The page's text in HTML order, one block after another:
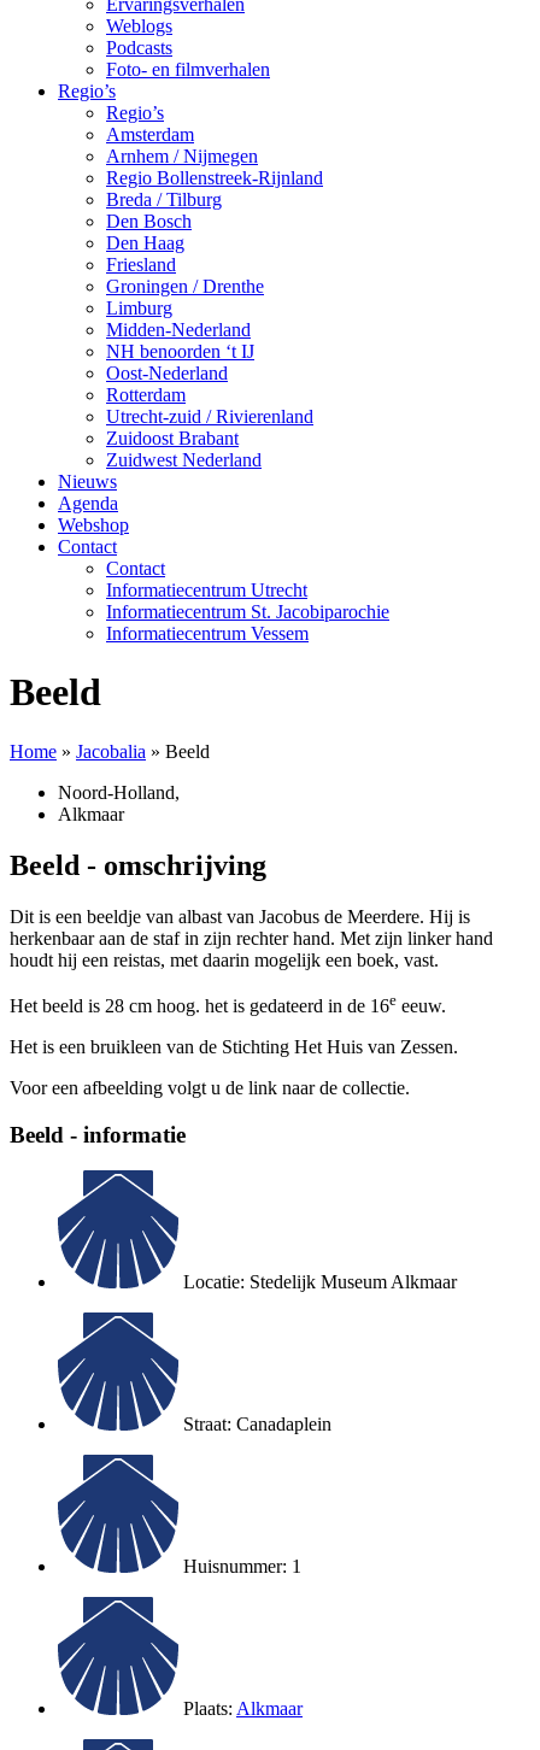
Ervaringsverhalen
Weblogs
Podcasts
Foto- en filmverhalen
Regio’s
Regio’s
Amsterdam
Arnhem / Nijmegen
Regio Bollenstreek-Rijnland
Breda / Tilburg
Den Bosch
Den Haag
Friesland
Groningen / Drenthe
Limburg
Midden-Nederland
NH benoorden ‘t IJ
Oost-Nederland
Rotterdam
Utrecht-zuid / Rivierenland
Zuidoost Brabant
Zuidwest Nederland
Nieuws
Agenda
Webshop
Contact
Contact
Informatiecentrum Utrecht
Informatiecentrum St. Jacobiparochie
Informatiecentrum Vessem
Beeld
Home » Jacobalia » Beeld
Noord-Holland,
Alkmaar
Beeld - omschrijving
Dit is een beeldje van albast van Jacobus de Meerdere. Hij is
herkenbaar aan de staf in zijn rechter hand. Met zijn linker hand
houdt hij een reistas, met daarin mogelijk een boek, vast.
Het beeld is 28 cm hoog. het is gedateerd in de 16e eeuw.
Het is een bruikleen van de Stichting Het Huis van Zessen.
Voor een afbeelding volgt u de link naar de collectie.
Beeld - informatie
Locatie: Stedelijk Museum Alkmaar
Straat: Canadaplein
Huisnummer: 1
Plaats: Alkmaar